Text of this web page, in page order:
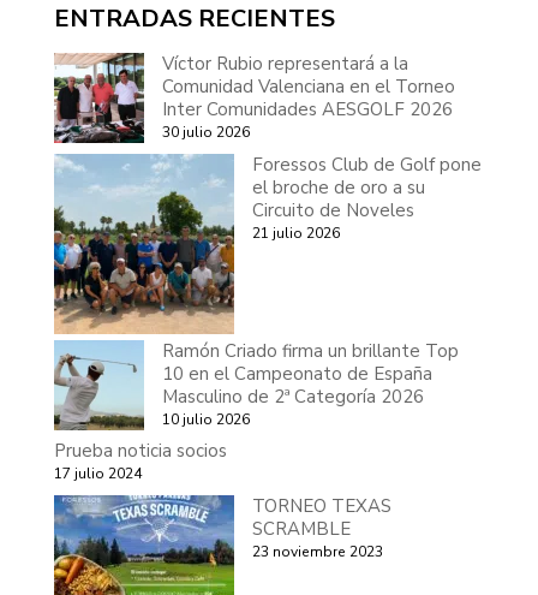
ENTRADAS RECIENTES
Víctor Rubio representará a la
Comunidad Valenciana en el Torneo
Inter Comunidades AESGOLF 2026
30 julio 2026
Foressos Club de Golf pone
el broche de oro a su
Circuito de Noveles
21 julio 2026
Ramón Criado firma un brillante Top
10 en el Campeonato de España
Masculino de 2ª Categoría 2026
10 julio 2026
Prueba noticia socios
17 julio 2024
TORNEO TEXAS
SCRAMBLE
23 noviembre 2023